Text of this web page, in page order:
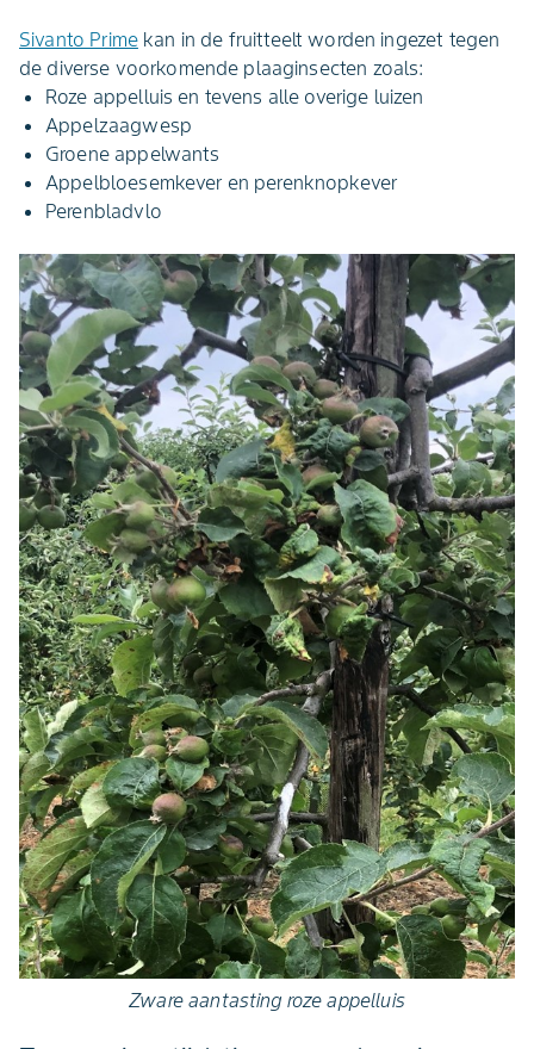
Sivanto Primekan in de fruitteelt worden ingezet tegen
de diverse voorkomende plaaginsecten zoals:
Roze appelluis en tevens alle overige luizen
Appelzaagwesp
Groene appelwants
Appelbloesemkever en perenknopkever
Perenbladvlo
Zware aantasting roze appelluis